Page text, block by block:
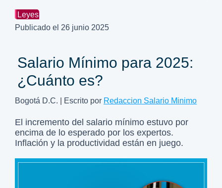
Leyes
Publicado el 26 junio 2025
Salario Mínimo para 2025:
¿Cuánto es?
Bogotá D.C. | Escrito por Redaccion Salario Minimo
El incremento del salario mínimo estuvo por
encima de lo esperado por los expertos.
Inflación y la productividad están en juego.